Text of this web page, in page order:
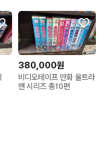
380,000원
비디오테이프 만화 울트라
맨 시리즈 총10편